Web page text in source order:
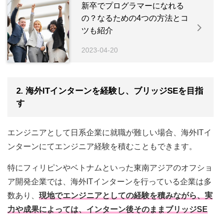
新卒でプログラマーになれる
の？なるための4つの方法とコ
ツも紹介
2023-04-20
2. 海外ITインターンを経験し、ブリッジSEを目指
す
エンジニアとして日系企業に就職が難しい場合、海外ITイ
ンターンにてエンジニア経験を積むこともできます。
特にフィリピンやベトナムといった東南アジアのオフショ
ア開発企業では、海外ITインターンを行っている企業は多
数あり、 現地でエンジニアとしての経験を積みながら、実
力や成果によっては、インターン後そのままブリッジSE